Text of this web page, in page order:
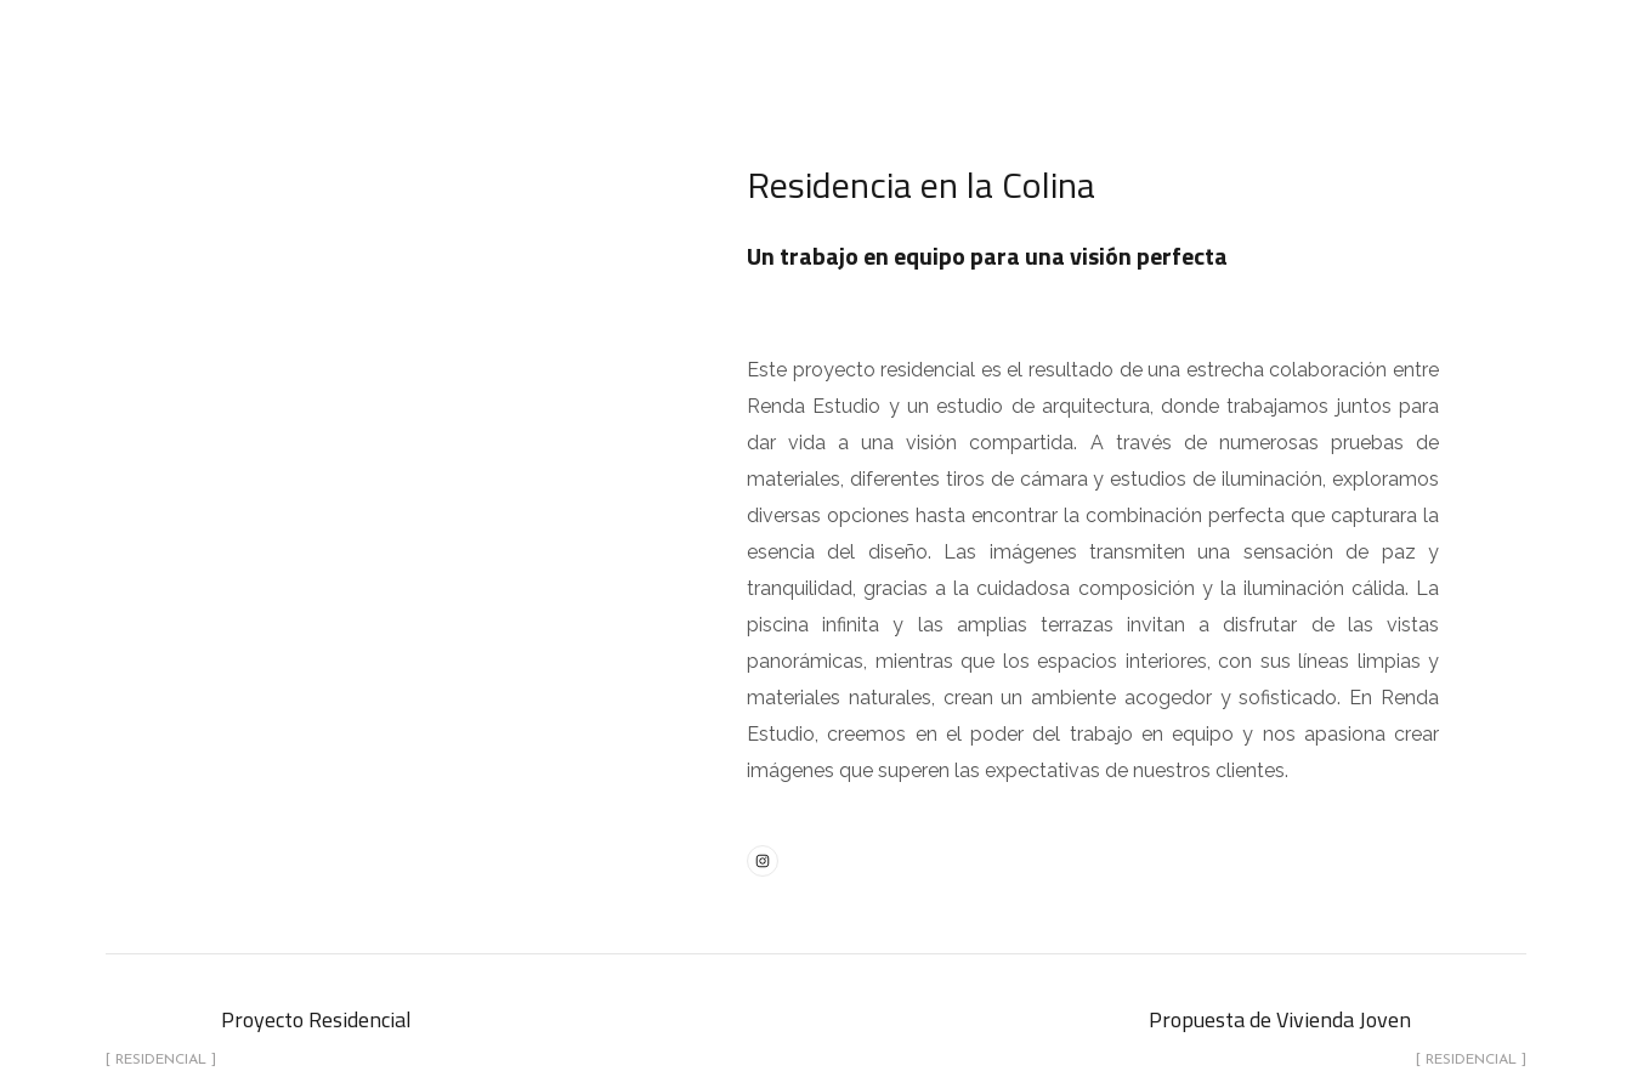
Residencia en la Colina
Un trabajo en equipo para una visión perfecta
Este proyecto residencial es el resultado de una estrecha colaboración entre
Renda Estudio y un estudio de arquitectura, donde trabajamos juntos para
dar vida a una visión compartida. A través de numerosas pruebas de
materiales, diferentes tiros de cámara y estudios de iluminación, exploramos
diversas opciones hasta encontrar la combinación perfecta que capturara la
esencia del diseño. Las imágenes transmiten una sensación de paz y
tranquilidad, gracias a la cuidadosa composición y la iluminación cálida. La
piscina infinita y las amplias terrazas invitan a disfrutar de las vistas
panorámicas, mientras que los espacios interiores, con sus líneas limpias y
materiales naturales, crean un ambiente acogedor y sofisticado. En Renda
Estudio, creemos en el poder del trabajo en equipo y nos apasiona crear
imágenes que superen las expectativas de nuestros clientes.
Proyecto Residencial
[ RESIDENCIAL ]
Propuesta de Vivienda Joven
[ RESIDENCIAL ]